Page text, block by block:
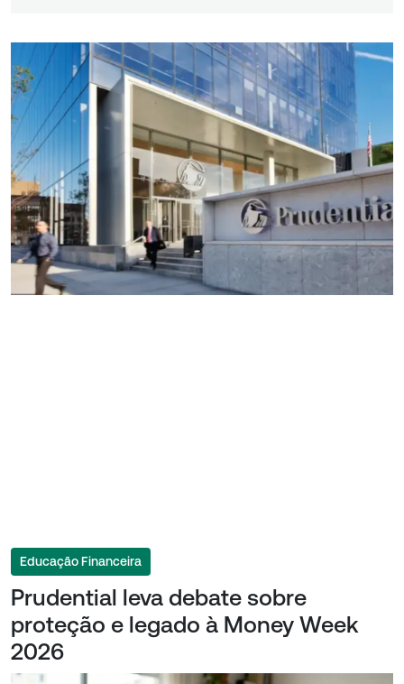
Educação Financeira
Prudential leva debate sobre
proteção e legado à Money Week
2026